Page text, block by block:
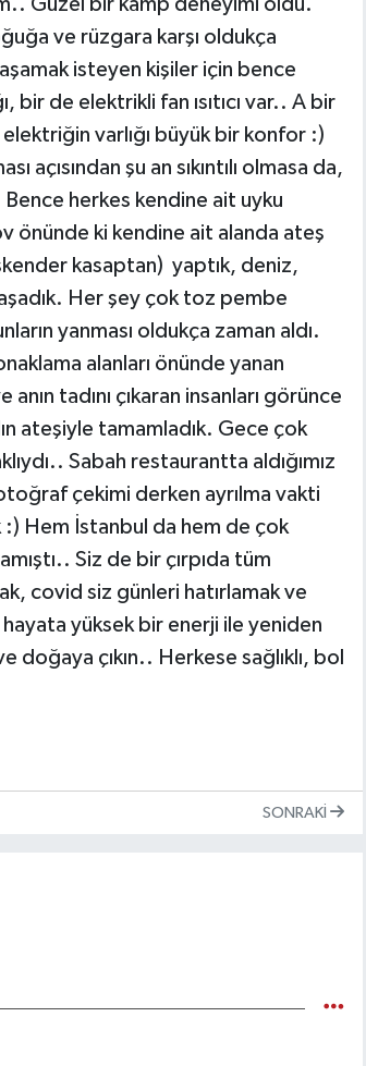
Güzel bir kamp deneyimi oldu.
ve rüzgara karşı oldukça
isteyen kişiler için bence
de elektrikli fan ısıtıcı var.. A bir
varlığı büyük bir konfor :)
açısından şu an sıkıntılı olmasa da,
Bence herkes kendine ait uyku
önünde ki kendine ait alanda ateş
kasaptan) yaptık, deniz,
Her şey çok toz pembe
yanması oldukça zaman aldı.
alanları önünde yanan
tadını çıkaran insanları görünce
ateşiyle tamamladık. Gece çok
Sabah restaurantta aldığımız
çekimi derken ayrılma vakti
Hem İstanbul da hem de çok
Siz de bir çırpıda tüm
covid siz günleri hatırlamak ve
yüksek bir enerji ile yeniden
doğaya çıkın.. Herkese sağlıklı, bol
SONRAKI